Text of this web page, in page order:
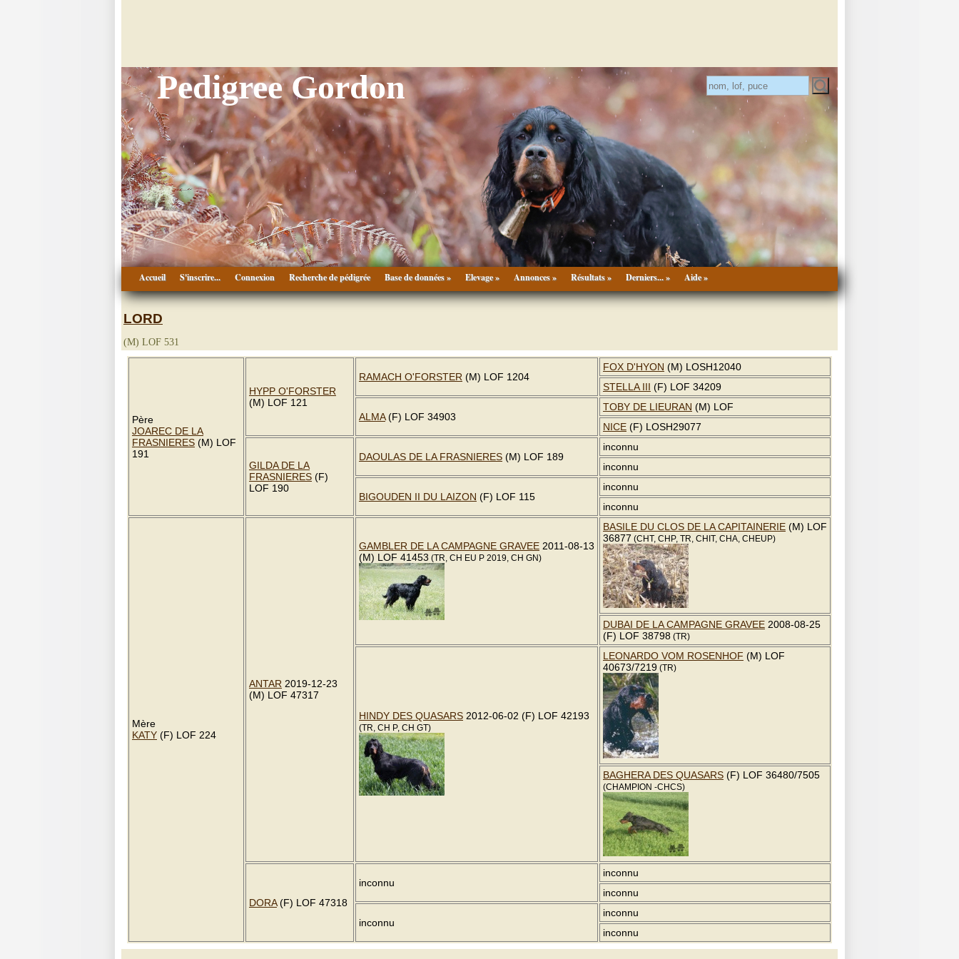
Pedigree Gordon
Accueil S'inscrire... Connexion Recherche de pédigrée Base de données » Elevage » Annonces » Résultats » Derniers... » Aide »
LORD
(M) LOF 531
Père
JOAREC DE LA
FRASNIERES (M) LOF
191
HYPP O'FORSTER
(M) LOF 121
RAMACH O'FORSTER (M) LOF 1204
FOX D'HYON (M) LOSH12040
STELLA III (F) LOF 34209
ALMA(F) LOF 34903
TOBY DE LIEURAN (M) LOF
NICE (F) LOSH29077
GILDA DE LA
FRASNIERES (F)
LOF 190
DAOULAS DE LA FRASNIERES (M) LOF 189
inconnu
inconnu
BIGOUDEN II DU LAIZON (F) LOF 115
inconnu
inconnu
Mère
KATY (F) LOF 224
ANTAR 2019-12-23
(M) LOF 47317
GAMBLER DE LA CAMPAGNE GRAVEE 2011-08-13
(M) LOF 41453 (TR, CH EU P 2019, CH GN)
BASILE DU CLOS DE LA CAPITAINERIE (M) LOF
36877 (CHT, CHP, TR, CHIT, CHA, CHEUP)
DUBAI DE LA CAMPAGNE GRAVEE 2008-08-25
(F) LOF 38798 (TR)
HINDY DES QUASARS 2012-06-02 (F) LOF 42193
(TR, CH P, CH GT)
LEONARDO VOM ROSENHOF (M) LOF
40673/7219 (TR)
BAGHERA DES QUASARS (F) LOF 36480/7505
(CHAMPION -CHCS)
DORA(F) LOF 47318
inconnu
inconnu
inconnu
inconnu
inconnu
inconnu